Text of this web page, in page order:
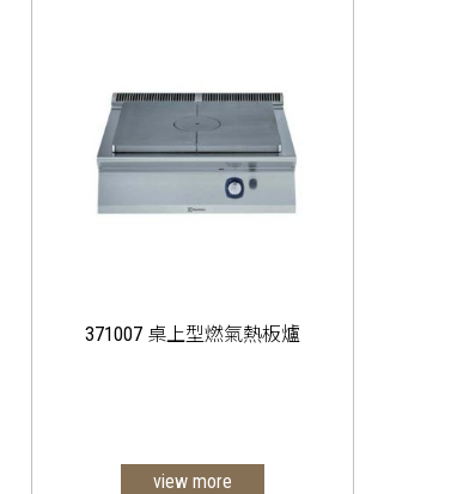
371007 桌上型燃氣熱板爐
view more